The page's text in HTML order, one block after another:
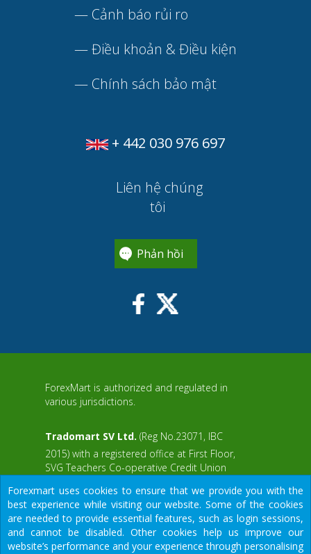
— Cảnh báo rủi ro
—Điều khoản & Điều kiện
— Chính sách bảo mật
+ 442 030 976 697
Liên hệ chúng
tôi
Phản hồi
ForexMart is authorized and regulated in
various jurisdictions.
Tradomart SV Ltd. (Reg No.23071, IBC
2015) with a registered office at First Floor,
SVG Teachers Co-operative Credit Union
and Middle Street, Kingstown, Saint Vincent
and the Grenadines
Restricted Regions: the United States of
aWS
Forexmart uses cookies to ensure that we provide you with the
best experience while visiting our website. Some of the cookies
are needed to provide essential features, such as login sessions,
and cannot be disabled. Other cookies help us improve our
website’s performance and your experience through personalising